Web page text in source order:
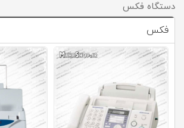
خالی
است
دستگاه فکس
فکس